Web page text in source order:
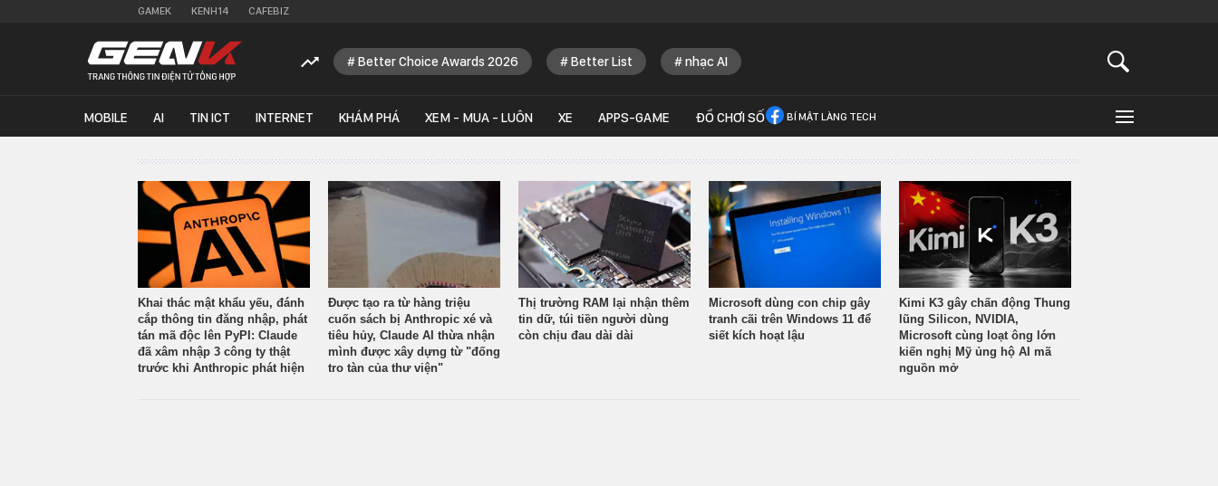
GAMEK KENH14 CAFEBIZ
Better Choice Awards 2026 Better List nhạc AI
MOBILE AI TIN ICT INTERNET KHÁM PHÁ XEM - MUA - LUÔN XE APPS-GAME ĐỒ CHƠI SỐ BÍ MẬT LÀNG TECH
Khai thác mật khẩu yếu, đánh
cắp thông tin đăng nhập, phát
tán mã độc lên PyPI: Claude
đã xâm nhập 3 công ty thật
trước khi Anthropic phát hiện
Được tạo ra từ hàng triệu
cuốn sách bị Anthropic xé và
tiêu hủy, Claude AI thừa nhận
mình được xây dựng từ "đống
tro tàn của thư viện"
Thị trường RAM lại nhận thêm
tin dữ, túi tiền người dùng
còn chịu đau dài dài
Microsoft dùng con chip gây
tranh cãi trên Windows 11 để
siết kích hoạt lậu
Kimi K3 gây chấn động Thung
lũng Silicon, NVIDIA,
Microsoft cùng loạt ông lớn
kiến nghị Mỹ ủng hộ AI mã
nguồn mở